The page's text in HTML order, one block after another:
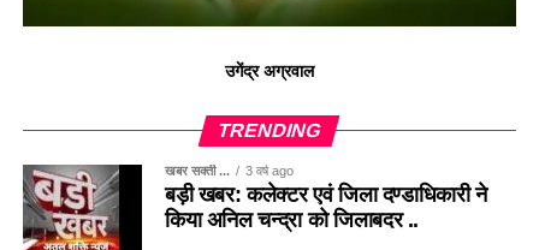
उगेंद्र अग्रवाल
TRENDING
खबर सक्ती ... 3 वर्ष ago
बड़ी खबर: कलेक्टर एवं जिला दण्डाधिकारी ने
किया अनिल चन्द्रा को जिलाबदर ..